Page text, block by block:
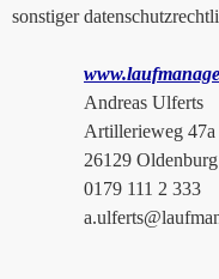
sonstiger
Andreas Ulferts
Artillerieweg 47a
26129 Oldenburg
0179 111 2 333